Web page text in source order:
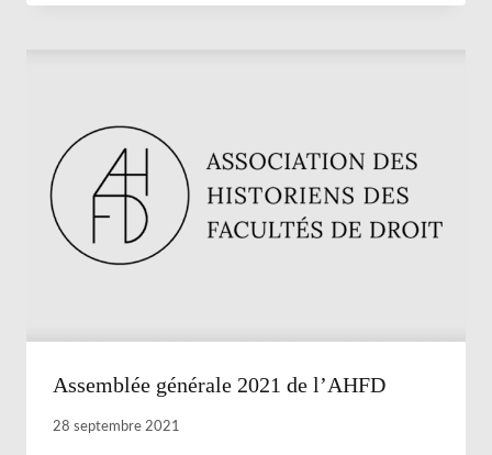
Assemblée générale 2021 de l’AHFD
28 septembre 2021